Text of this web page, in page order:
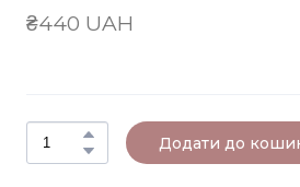
₴440 UAH
Додати до